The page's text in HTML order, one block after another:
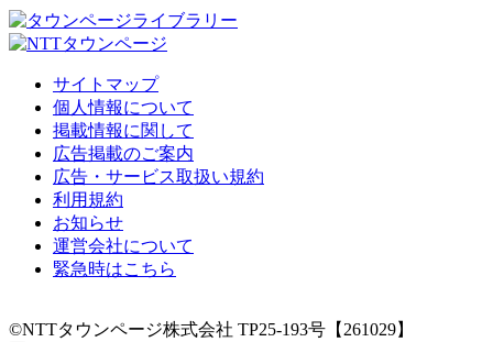
サイトマップ
個人情報について
掲載情報に関して
広告掲載のご案内
広告・サービス取扱い規約
利用規約
お知らせ
運営会社について
緊急時はこちら
©NTTタウンページ株式会社 TP25-193号【261029】